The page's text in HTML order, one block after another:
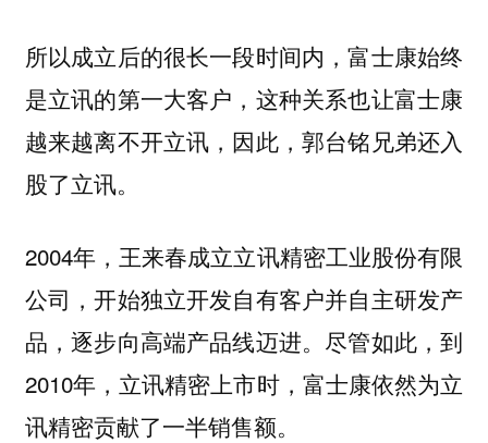
所以成立后的很长一段时间内，富士康始终
是立讯的第一大客户，这种关系也让富士康
越来越离不开立讯，因此，郭台铭兄弟还入
股了立讯。
2004年，王来春成立立讯精密工业股份有限
公司，开始独立开发自有客户并自主研发产
品，逐步向高端产品线迈进。尽管如此，到
2010年，立讯精密上市时，富士康依然为立
讯精密贡献了一半销售额。